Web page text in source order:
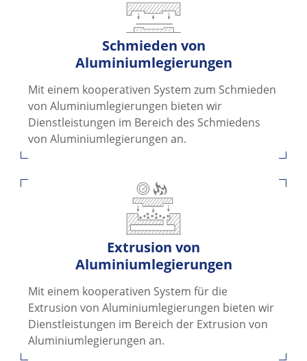
Schmieden von
Aluminiumlegierungen
Mit einem kooperativen System zum Schmieden
von Aluminiumlegierungen bieten wir
Dienstleistungen im Bereich des Schmiedens
von Aluminiumlegierungen an.
Extrusion von
Aluminiumlegierungen
Mit einem kooperativen System für die
Extrusion von Aluminiumlegierungen bieten wir
Dienstleistungen im Bereich der Extrusion von
Aluminiumlegierungen an.